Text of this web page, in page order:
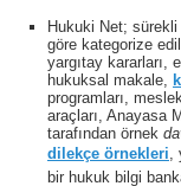
Hukuki Net;
göre kategorize
yargıtay kararları,
hukuksal makale,
programları,
araçları, Anayasa
tarafından örnek
dilekçe örnekleri,
bir hukuk bilgi